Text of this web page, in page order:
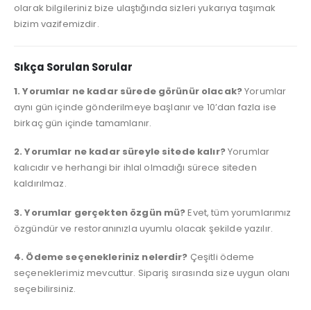
olarak bilgileriniz bize ulaştığında sizleri yukarıya taşımak
bizim vazifemizdir.
Sıkça Sorulan Sorular
1. Yorumlar ne kadar sürede görünür olacak?Yorumlar
aynı gün içinde gönderilmeye başlanır ve 10’dan fazla ise
birkaç gün içinde tamamlanır.
2. Yorumlar ne kadar süreyle sitede kalır?Yorumlar
kalıcıdır ve herhangi bir ihlal olmadığı sürece siteden
kaldırılmaz.
3. Yorumlar gerçekten özgün mü?Evet, tüm yorumlarımız
özgündür ve restoranınızla uyumlu olacak şekilde yazılır.
4. Ödeme seçenekleriniz nelerdir? Çeşitli ödeme
seçeneklerimiz mevcuttur. Sipariş sırasında size uygun olanı
seçebilirsiniz.